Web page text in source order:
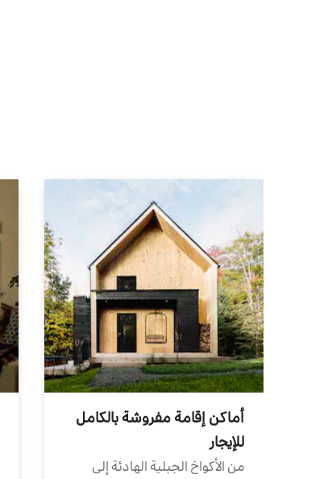
أماكن إقامة مفروشة بالكامل
للإيجار
من الأكواخ الجبلية الهادئة إلى